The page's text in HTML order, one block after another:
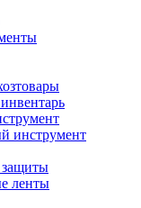
инструмент
защиты
ленты